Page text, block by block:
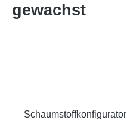
gewachst
Schaumstoffkonfigurator